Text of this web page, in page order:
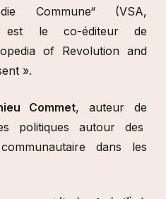
Commune“ (VSA,
est le co-éditeur de
of Revolution and
».
Commet, auteur de
politiques autour des
dans les